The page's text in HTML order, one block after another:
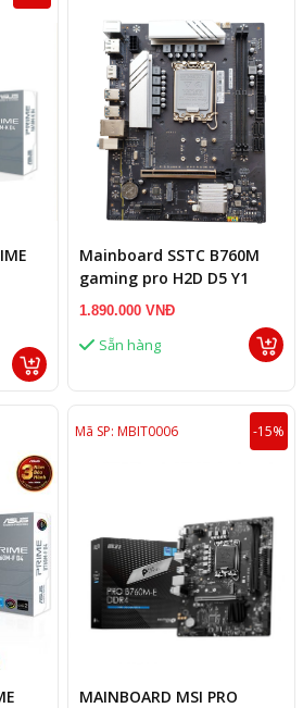
Mainboard SSTC B760M
gaming pro H2D D5 Y1
1.890.000 VNĐ
Sẵn hàng
Mã SP: MBIT0006 -15%
MAINBOARD MSI PRO